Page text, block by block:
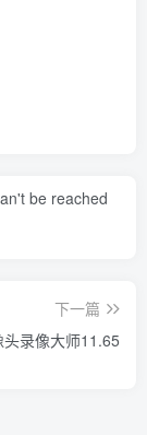
be reached
下一篇
头录像大师11.65